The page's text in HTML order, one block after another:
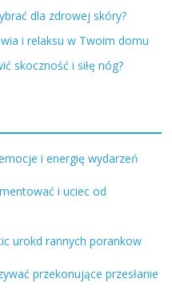
dla zdrowej skóry?
i relaksu w Twoim domu
skoczność i siłę nóg?
i energię wydarzeń
i uciec od
urokd rannych porankow
przekonujące przesłanie